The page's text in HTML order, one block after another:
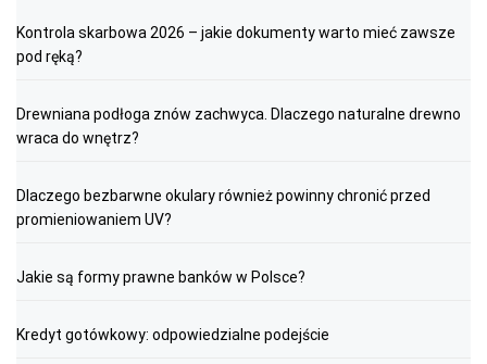
Kontrola skarbowa 2026 – jakie dokumenty warto mieć zawsze
pod ręką?
Drewniana podłoga znów zachwyca. Dlaczego naturalne drewno
wraca do wnętrz?
Dlaczego bezbarwne okulary również powinny chronić przed
promieniowaniem UV?
Jakie są formy prawne banków w Polsce?
Kredyt gotówkowy: odpowiedzialne podejście